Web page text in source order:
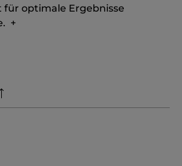
für optimale Ergebnisse
+